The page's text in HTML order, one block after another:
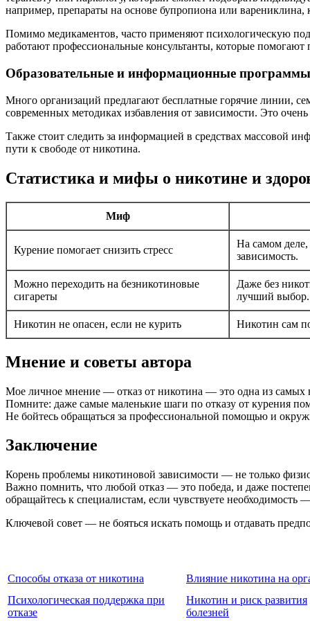
например, препараты на основе бупропиона или
Помимо медикаментов, часто применяют психологическую
работают профессиональные консультанты, которые
Образовательные и информационные программы
Много организаций предлагают бесплатные горячие линии,
современных методиках избавления от зависимости. Это
Также стоит следить за информацией в средствах массовой
пути к свободе от никотина.
Статистика и мифы о никотине и
Миф
Курение помогает снизить стресс
На самом деле,
зависимость.
Можно переходить на безникотиновые
сигареты
Даже без
лучший выбор.
Никотин не опасен, если не курить Никотин сам
Мнение и советы автора
Мое личное мнение — отказ от никотина — это одна из самых
Помните: даже самые маленькие шаги по отказу от курения
Не бойтесь обращаться за профессиональной помощью и
Заключение
Корень проблемы никотиновой зависимости — не только
Важно помнить, что любой отказ — это победа, и даже
обращайтесь к специалистам, если чувствуете
Ключевой совет — не бояться искать помощь и отдавать
Способы отказа от никотина
Влияние никотина на
Психологическая поддержка при
отказе
Никотин и риск развития
болезней